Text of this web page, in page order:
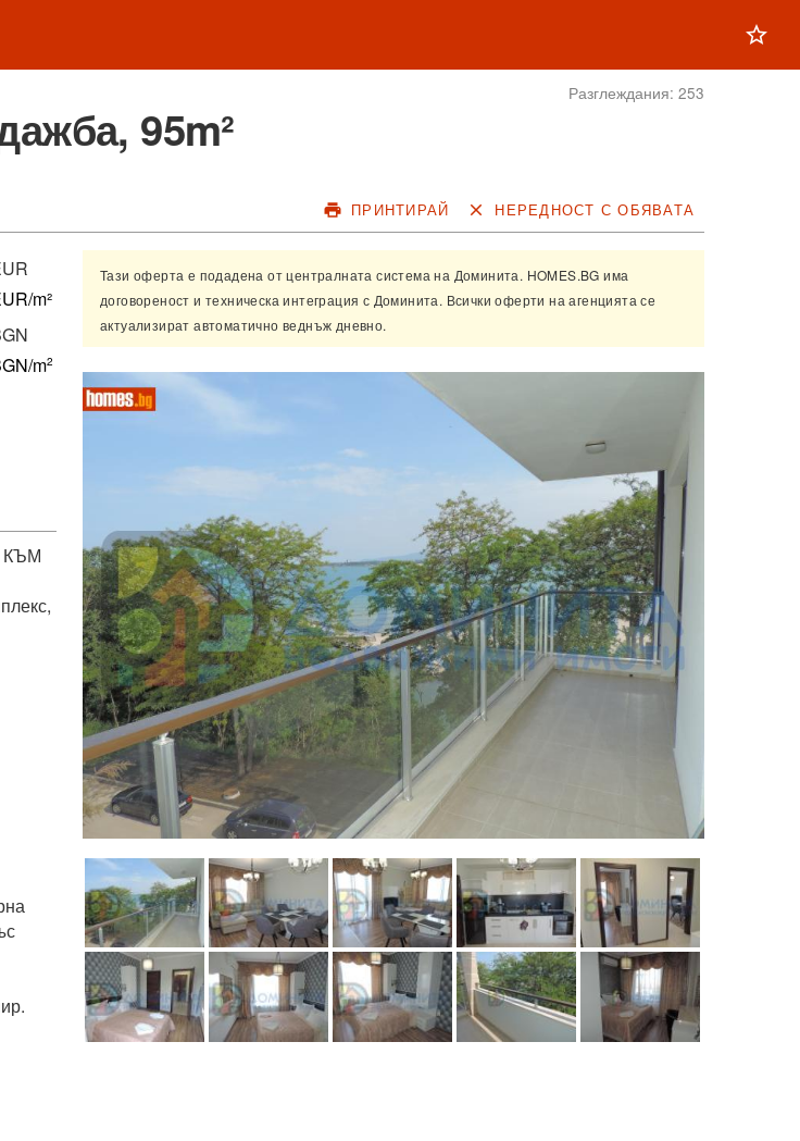
star_outline
Разглеждания: 253
95m²
print ПРИНТИРАЙ close НЕРЕДНОСТ С ОБЯВАТА
Тази оферта е подадена от централната система на Доминита. HOMES.BG има
договореност и техническа интеграция с Доминита. Всички оферти на агенцията се
актуализират автоматично веднъж дневно.
m²
/m2
КЪМ